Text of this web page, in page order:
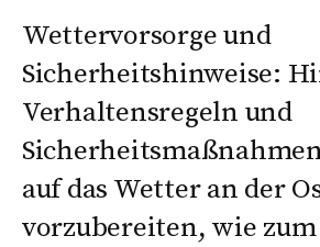
Wettervorsorge und
Sicherheitshinweise:
Verhaltensregeln und
auf das Wetter an der
vorzubereiten, wie